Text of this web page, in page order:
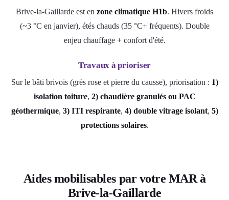
Brive-la-Gaillarde est en zone climatique H1b. Hivers froids
(~3 °C en janvier), étés chauds (35 °C+ fréquents). Double
enjeu chauffage + confort d'été.
Travaux à prioriser
Sur le bâti brivois (grès rose et pierre du causse), priorisation : 1)
isolation toiture, 2) chaudière granulés ou PAC
géothermique, 3) ITI respirante, 4) double vitrage isolant, 5)
protections solaires.
Aides mobilisables par votre MAR à
Brive-la-Gaillarde